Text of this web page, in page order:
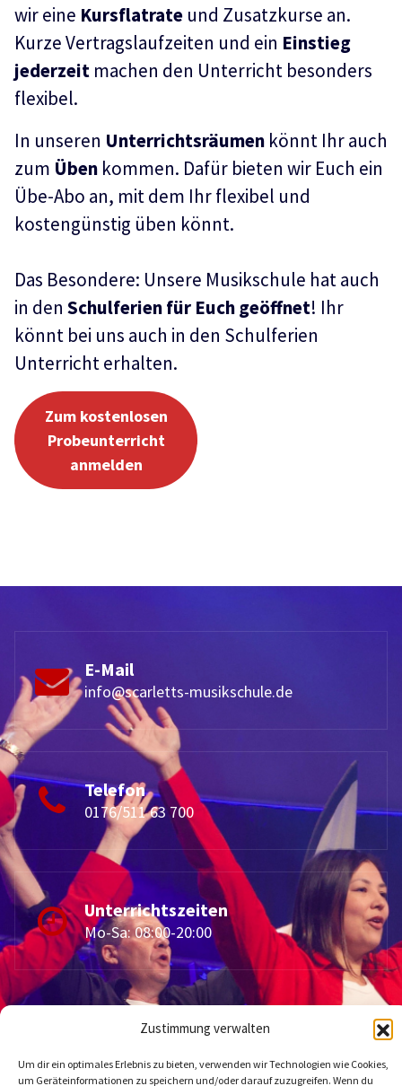
Zustimmung verwalten
Um dir ein optimales Erlebnis zu bieten, verwenden wir Technologien wie Cookies,
um Geräteinformationen zu speichern und/oder darauf zuzugreifen. Wenn du
wir eine Kursflatrate und Zusatzkurse an.
Kurze Vertragslaufzeiten und ein Einstieg
jederzeit machen den Unterricht besonders
flexibel.
In unseren Unterrichtsräumen könnt Ihr auch
zum Üben kommen. Dafür bieten wir Euch ein
Übe-Abo an, mit dem Ihr flexibel und
kostengünstig üben könnt.
Das Besondere: Unsere Musikschule hat auch
in den Schulferien für Euch geöffnet! Ihr
könnt bei uns auch in den Schulferien
Unterricht erhalten.
Zum kostenlosen
Probeunterricht
anmelden
E-Mail
info@scarletts-musikschule.de
Telefon
0176/511 63 700
Unterrichtszeiten
Mo-Sa: 08:00-20:00